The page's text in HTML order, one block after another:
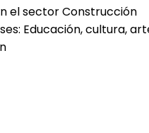
el sector Construcción
Educación, cultura,